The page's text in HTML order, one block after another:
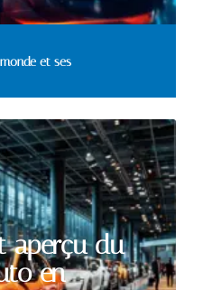
et ses
aperçu du
en